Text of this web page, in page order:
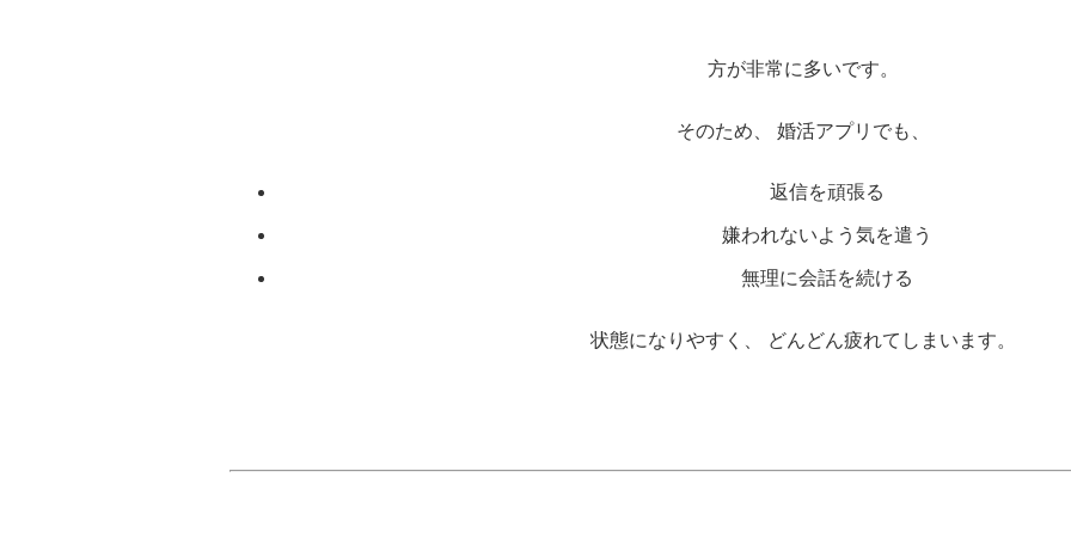
方が非常に多いです。
そのため、 婚活アプリでも、
返信を頑張る
嫌われないよう気を遣う
無理に会話を続ける
状態になりやすく、 どんどん疲れてしまいます。